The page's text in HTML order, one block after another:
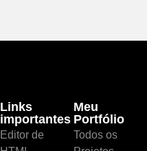
Links
importantes
Editor de
Meu
Portfólio
Todos os